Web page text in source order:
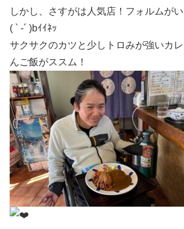
しかし、さすがは人気店！フォルムが
( ` -´ )bｲｲﾈｯ
サクサクのカツと少しトロみが強いカ
んご飯がススム！